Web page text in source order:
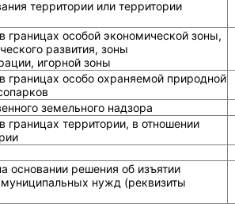
территории или территории
границах особой экономической зоны,
развития, зоны
игорной зоны
границах особо охраняемой природной
земельного надзора
территории, в отношении
основании решения об изъятии
нужд (реквизиты